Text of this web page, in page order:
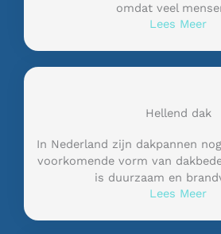
omdat veel
Lees Meer
Hellend dak
In Nederland zijn dakpannen
voorkomende vorm van
is duurzaam en
Lees Meer